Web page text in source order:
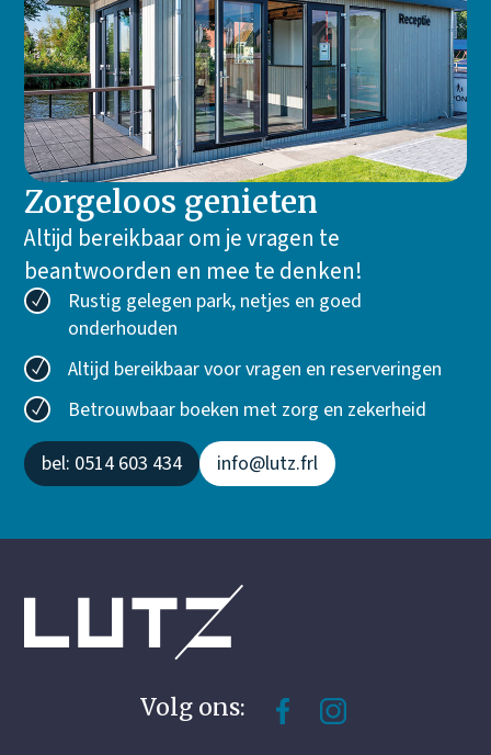
Zorgeloos genieten
Altijd bereikbaar om je vragen te
beantwoorden en mee te denken!
Rustig gelegen park, netjes en goed
onderhouden
Altijd bereikbaar voor vragen en reserveringen
Betrouwbaar boeken met zorg en zekerheid
bel: 0514 603 434
info@lutz.frl
Volg ons: